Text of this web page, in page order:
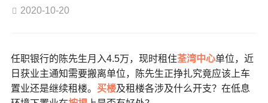
2020-10-20
任职银行的陈先生月入4.5万，现时租住荃湾中心单位，近
日获业主通知需要搬离单位，陈先生正挣扎究竟应该上车
置业还是继续租楼。 买楼及租楼各涉及什么开支？在低息